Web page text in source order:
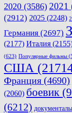
2020 (3586) 2021
(2912) 2025 (2248)
Германия (2697)
(2177) Италия
(623) Популярные фильмы
США
Франция (4690)
(2060) боевик
(6212)